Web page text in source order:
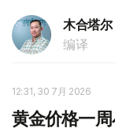
木合塔
编译
12:31, 30 7月 2026
黄金价格一